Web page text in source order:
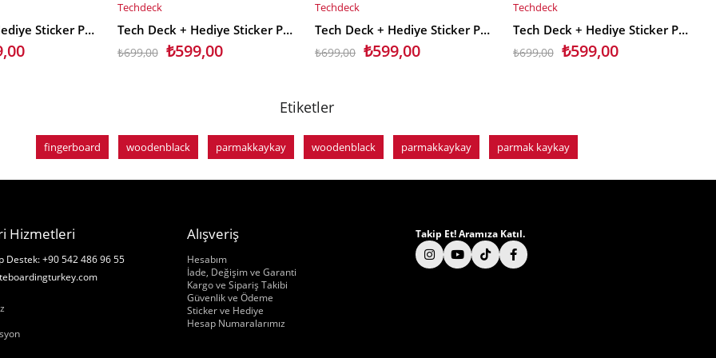
Tech Deck + Hediye Sticker Paketli Parmak Kaykayı Darkroom Carnage
SEPETE EKLE
Techdeck
Tech Deck + Hediye Sticker Paketli Parmak Kaykayı Baker Skateboards
₺599,00
₺699,00
SEPETE EKLE
Techdeck
Tech Deck + Hediye Sticker Paketli Parmak Kaykayı Toymachine
₺599,00
₺699,00
SEPETE EKLE
Techdeck
Tech Deck + Hediye Sticker Paketli Parmak Kaykayı Baker Burger Skateboards
₺599,00
₺699,00
Etiketler
fingerboard woodenblack parmakkaykay woodenblack parmakkaykay parmak kaykay
Hizmetleri
Destek: +90 542 486 96 55
Alışveriş
Hakkımızda
Hesabım
İade, Değişim ve Garanti
Kargo ve Sipariş Takibi
Güvenlik ve Ödeme
Sticker ve Hediye
Hesap Numaralarımız
Takip Et! Aramıza Katıl.